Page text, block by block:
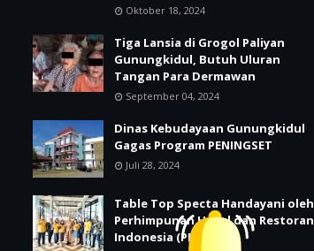
Oktober 18, 2024
Tiga Lansia di Grogol Paliyan
Gunungkidul, Butuh Uluran
Tangan Para Dermawan
September 04, 2024
Dinas Kebudayaan Gunungkidul
Gagas Program PENINGSET
Juli 28, 2024
Table Top Specta Handayani oleh
Perhimpunan Hotel dan Restoran
Indonesia (PHRI)